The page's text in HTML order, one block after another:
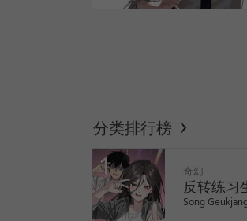
分类排行榜
奇幻
反转练习
Song Geukjang